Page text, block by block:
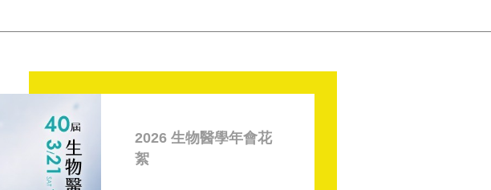
2026 生物醫學年會花
絮